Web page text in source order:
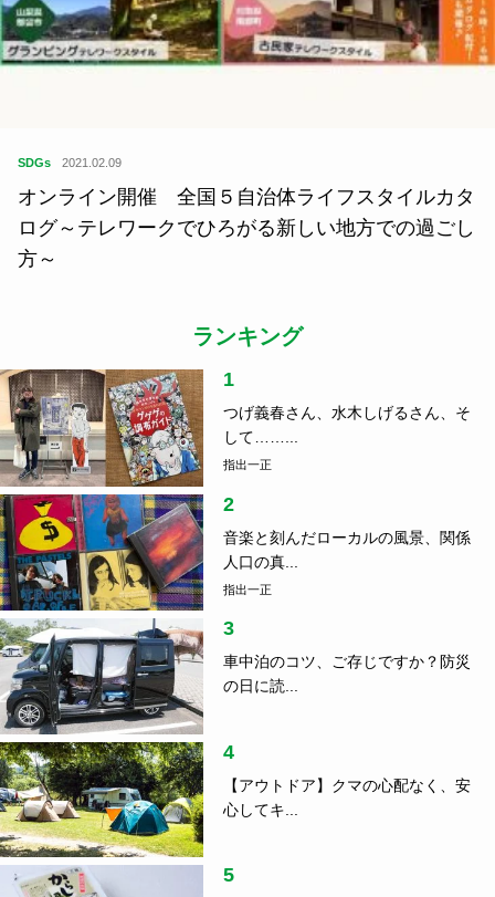
SDGs 2021.02.09
オンライン開催 全国５自治体ライフスタイルカタ
ログ～テレワークでひろがる新しい地方での過ごし
方～
ランキング
1
つげ義春さん、水木しげるさん、そ
して……...
指出一正
2
音楽と刻んだローカルの風景、関係
人口の真...
指出一正
3
車中泊のコツ、ご存じですか？防災
の日に読...
4
【アウトドア】クマの心配なく、安
心してキ...
5